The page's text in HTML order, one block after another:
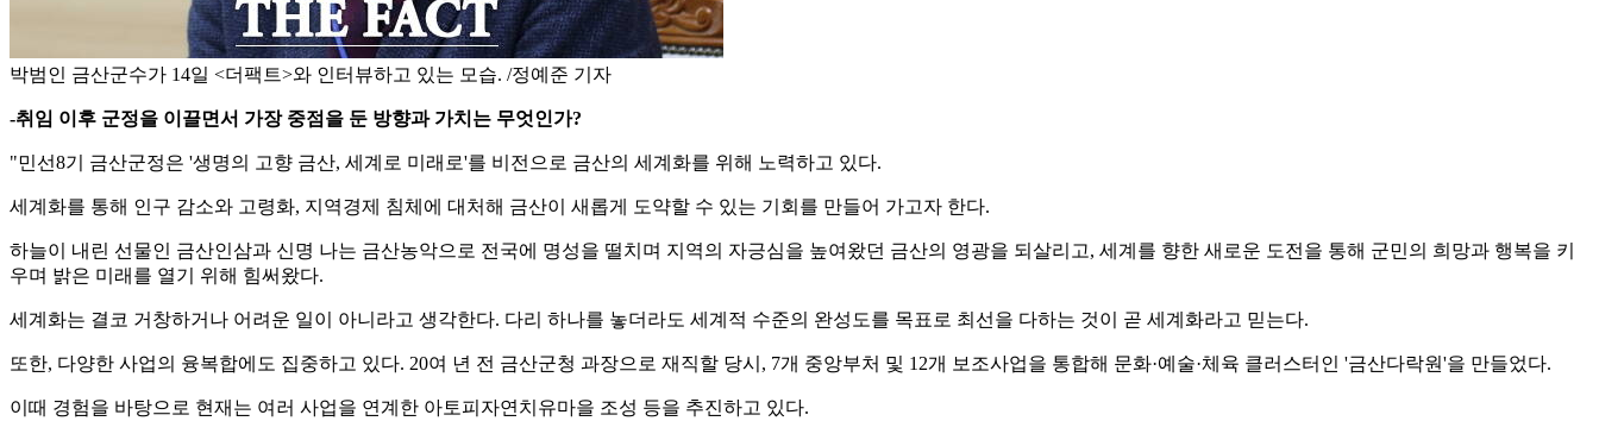
박범인 금산군수가 14일 <더팩트>와 인터뷰하고 있는 모습. /정예준 기자
-취임 이후 군정을 이끌면서 가장 중점을 둔 방향과 가치는 무엇인가?
"민선8기 금산군정은 '생명의 고향 금산, 세계로 미래로'를 비전으로 금산의 세계화를 위해 노력하고 있다.
세계화를 통해 인구 감소와 고령화, 지역경제 침체에 대처해 금산이 새롭게 도약할 수 있는 기회를 만들어 가고자 한다.
하늘이 내린 선물인 금산인삼과 신명 나는 금산농악으로 전국에 명성을 떨치며 지역의 자긍심을 높여왔던 금산의 영광을 되살리고, 세계를 향한 새로운 도전을 통해 군민의 희망과 행복을 키
우며 밝은 미래를 열기 위해 힘써왔다.
세계화는 결코 거창하거나 어려운 일이 아니라고 생각한다. 다리 하나를 놓더라도 세계적 수준의 완성도를 목표로 최선을 다하는 것이 곧 세계화라고 믿는다.
또한, 다양한 사업의 융복합에도 집중하고 있다. 20여 년 전 금산군청 과장으로 재직할 당시, 7개 중앙부처 및 12개 보조사업을 통합해 문화·예술·체육 클러스터인 '금산다락원'을 만들었다.
이때 경험을 바탕으로 현재는 여러 사업을 연계한 아토피자연치유마을 조성 등을 추진하고 있다.